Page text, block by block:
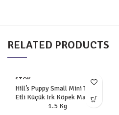
RELATED PRODUCTS
STOK
YOK
Hill’s Puppy Small Mini Tavuk
Etli Küçük Irk Köpek Maması
1.5 Kg